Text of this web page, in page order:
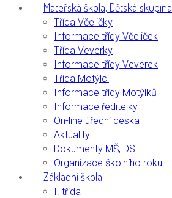
Mateřská škola, Dětská skupina
Třída Včeličky
Informace třídy Včeliček
Třída Veverky
Informace třídy Veverek
Třída Motýlci
Informace třídy Motýlků
Informace ředitelky
On-line úřední deska
Aktuality
Dokumenty MŠ, DS
Organizace školního roku
Základní škola
I. třída